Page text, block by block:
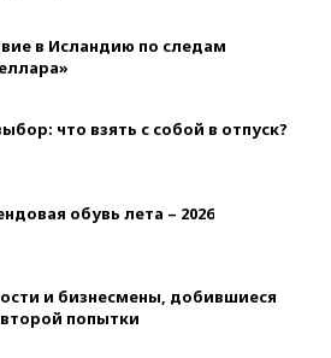
в Исландию по следам
что взять с собой в отпуск?
обувь лета – 2026
и бизнесмены, добившиеся
второй попытки